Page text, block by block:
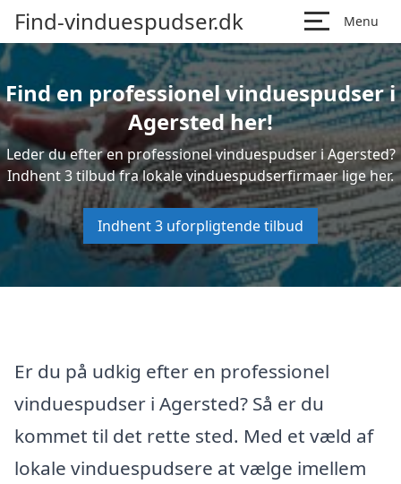
Find-vinduespudser.dk Menu
Find en professionel vinduespudser i
Agersted her!
Leder du efter en professionel vinduespudser i Agersted?
Indhent 3 tilbud fra lokale vinduespudserfirmaer lige her.
Indhent 3 uforpligtende tilbud
Er du på udkig efter en professionel
vinduespudser i Agersted? Så er du
kommet til det rette sted. Med et væld af
lokale vinduespudsere at vælge imellem